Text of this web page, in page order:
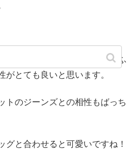
短めに作られていますので、ふ
がとても良いと思います。
トのジーンズとの相性もばっち
グと合わせると可愛いですね！